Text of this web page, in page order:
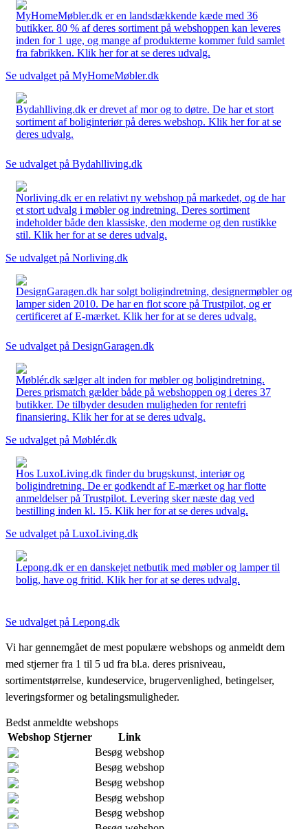
MyHomeMøbler.dk er en landsdækkende kæde med 36
butikker. 80 % af deres sortiment på webshoppen kan leveres
inden for 1 uge, og mange af produkterne kommer fuld samlet
fra fabrikken. Klik her for at se deres udvalg.
Se udvalget på MyHomeMøbler.dk
Bydahlliving.dk er drevet af mor og to døtre. De har et stort
sortiment af boliginteriør på deres webshop. Klik her for at se
deres udvalg.
Se udvalget på Bydahlliving.dk
Norliving.dk er en relativt ny webshop på markedet, og de har
et stort udvalg i møbler og indretning. Deres sortiment
indeholder både den klassiske, den moderne og den rustikke
stil. Klik her for at se deres udvalg.
Se udvalget på Norliving.dk
DesignGaragen.dk har solgt boligindretning, designermøbler og
lamper siden 2010. De har en flot score på Trustpilot, og er
certificeret af E-mærket. Klik her for at se deres udvalg.
Se udvalget på DesignGaragen.dk
Møblér.dk sælger alt inden for møbler og boligindretning.
Deres prismatch gælder både på webshoppen og i deres 37
butikker. De tilbyder desuden muligheden for rentefri
finansiering. Klik her for at se deres udvalg.
Se udvalget på Møblér.dk
Hos LuxoLiving.dk finder du brugskunst, interiør og
boligindretning. De er godkendt af E-mærket og har flotte
anmeldelser på Trustpilot. Levering sker næste dag ved
bestilling inden kl. 15. Klik her for at se deres udvalg.
Se udvalget på LuxoLiving.dk
Lepong.dk er en danskejet netbutik med møbler og lamper til
bolig, have og fritid. Klik her for at se deres udvalg.
Se udvalget på Lepong.dk
Vi har gennemgået de mest populære webshops og anmeldt dem
med stjerner fra 1 til 5 ud fra bl.a. deres prisniveau,
sortimentstørrelse, kundeservice, brugervenlighed, betingelser,
leveringsformer og betalingsmuligheder.
Bedst anmeldte webshops
Webshop Stjerner
Link
Besøg webshop
Besøg webshop
Besøg webshop
Besøg webshop
Besøg webshop